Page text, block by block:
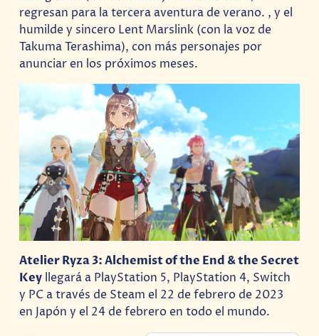
regresan para la tercera aventura de verano. , y el
humilde y sincero Lent Marslink (con la voz de
Takuma Terashima), con más personajes por
anunciar en los próximos meses.
Atelier Ryza 3: Alchemist of the End & the Secret
Key llegará a PlayStation 5, PlayStation 4, Switch
y PC a través de Steam el 22 de febrero de 2023
en Japón y el 24 de febrero en todo el mundo.